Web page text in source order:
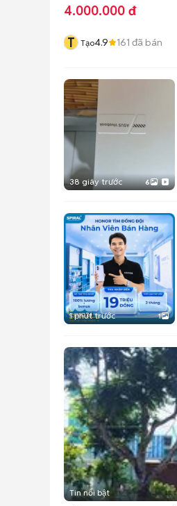
4.000.000 đ
T Tạo4.9 161 đã bán
38 giây trước 6
1 phút trước 1
Tin nổi bật